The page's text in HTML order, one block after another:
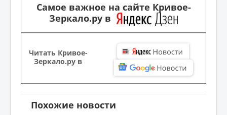
Самое важное на сайте Кривое-
Зеркало.ру в
Читать Кривое-
Зеркало.ру в
Похожие новости